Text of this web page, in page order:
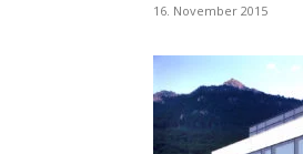
16. November 2015